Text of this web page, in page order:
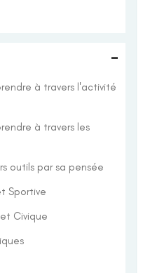
-
à travers l'activité
à travers les
outils par sa pensée
Sportive
Civique